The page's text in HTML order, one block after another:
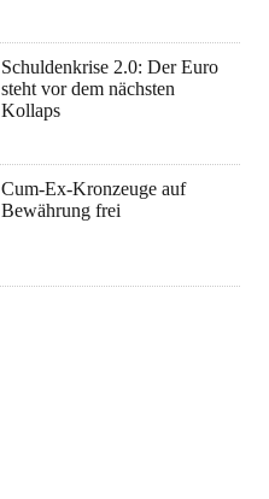
Schuldenkrise 2.0: Der Euro
steht vor dem nächsten
Kollaps
Cum-Ex-Kronzeuge auf
Bewährung frei